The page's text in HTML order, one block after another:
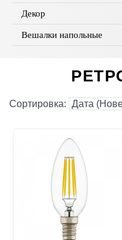
Декор
Вешалки напольные
Сортировка: